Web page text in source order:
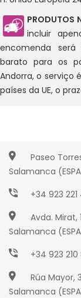
PRODUTOS
incluir
encomenda
barato para os
Andorra, o serviço
países da UE, o
Paseo
Salamanca
+34 923
Avda. Mirat,
Salamanca
+34 923 210
Rúa Mayor, 3
Salamanca